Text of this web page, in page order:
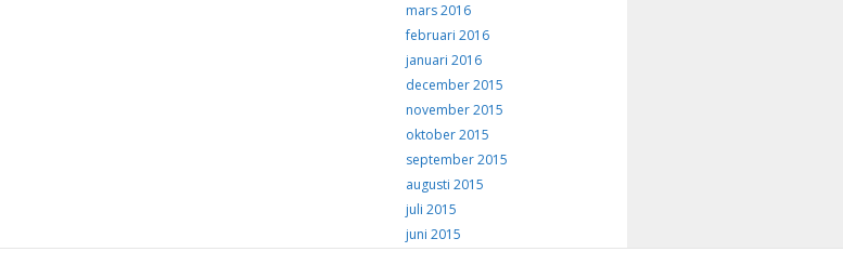
mars 2016
februari 2016
januari 2016
december 2015
november 2015
oktober 2015
september 2015
augusti 2015
juli 2015
juni 2015